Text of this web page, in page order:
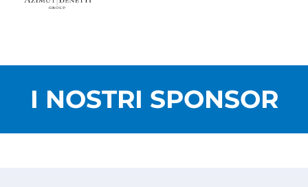
I NOSTRI SPONSOR